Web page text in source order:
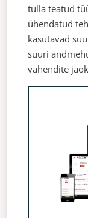
tulla teatud
ühendatud
kasutavad
suuri
vahendite